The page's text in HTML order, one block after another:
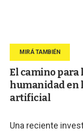
El camino para
humanidad en
artificial
Una reciente